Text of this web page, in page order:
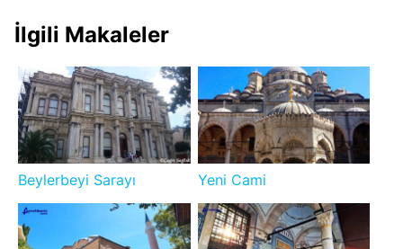
İlgili Makaleler
Beylerbeyi Sarayı Yeni Cami